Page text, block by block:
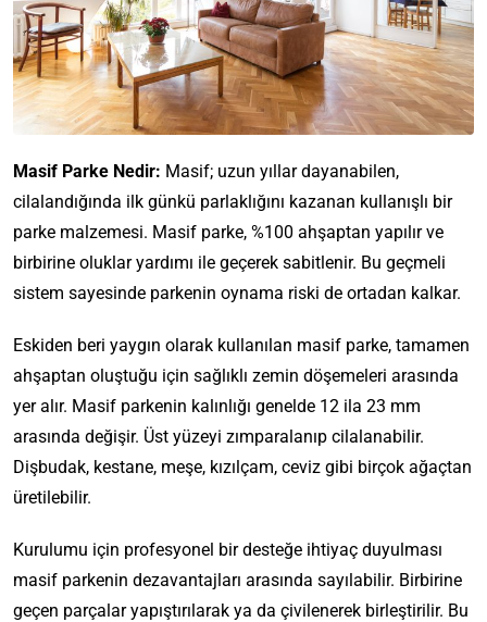
Masif Parke Nedir: Masif; uzun yıllar dayanabilen,
cilalandığında ilk günkü parlaklığını kazanan kullanışlı bir
parke malzemesi. Masif parke, %100 ahşaptan yapılır ve
birbirine oluklar yardımı ile geçerek sabitlenir. Bu geçmeli
sistem sayesinde parkenin oynama riski de ortadan kalkar.
Eskiden beri yaygın olarak kullanılan masif parke, tamamen
ahşaptan oluştuğu için sağlıklı zemin döşemeleri arasında
yer alır. Masif parkenin kalınlığı genelde 12 ila 23 mm
arasında değişir. Üst yüzeyi zımparalanıp cilalanabilir.
Dişbudak, kestane, meşe, kızılçam, ceviz gibi birçok ağaçtan
üretilebilir.
Kurulumu için profesyonel bir desteğe ihtiyaç duyulması
masif parkenin dezavantajları arasında sayılabilir. Birbirine
geçen parçalar yapıştırılarak ya da çivilenerek birleştirilir. Bu